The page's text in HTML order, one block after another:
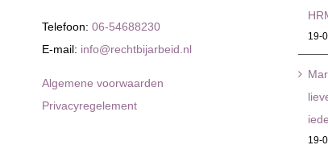
Telefoon: 06-54688230
E-mail: info@rechtbijarbeid.nl
Algemene voorwaarden
Privacyregelement
19-
19-